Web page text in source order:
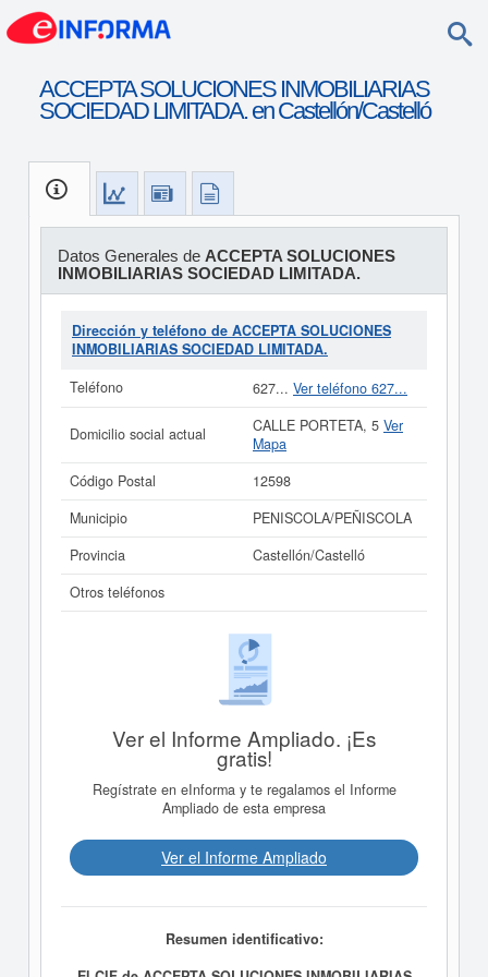
ACCEPTA SOLUCIONES INMOBILIARIAS
SOCIEDAD LIMITADA. en Castellón/Castelló
Datos Generales de ACCEPTA SOLUCIONES
INMOBILIARIAS SOCIEDAD LIMITADA.
Dirección y teléfono de ACCEPTA SOLUCIONES
INMOBILIARIAS SOCIEDAD LIMITADA.
Teléfono
627... Ver teléfono 627...
Domicilio social actual CALLE PORTETA, 5 Ver
Mapa
Código Postal
12598
Municipio
PENISCOLA/PEÑISCOLA
Provincia
Castellón/Castelló
Otros teléfonos
Ver el Informe Ampliado. ¡Es
gratis!
Regístrate en eInforma y te regalamos el Informe
Ampliado de esta empresa
Ver el Informe Ampliado
Resumen identificativo: